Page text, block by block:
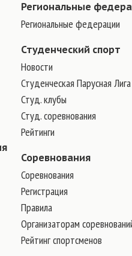
Региональные
Региональные федерации
Студенческий спорт
Новости
Студенческая Парусная Лига
Студ. клубы
Студ. соревнования
Рейтинги
Соревнования
Соревнования
Регистрация
Правила
Организаторам
Рейтинг спортсменов